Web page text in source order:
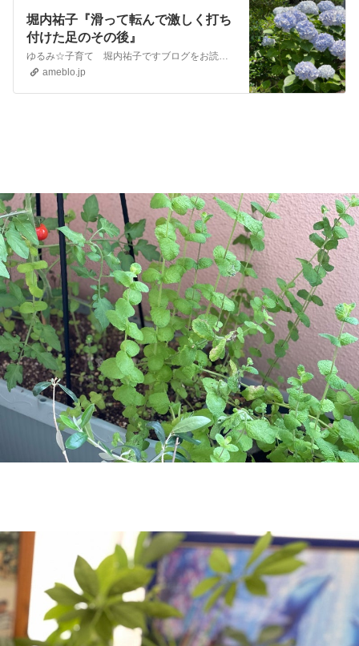
堀内祐子『滑って転んで激しく打ち
付けた足のその後』
ゆるみ☆子育て 堀内祐子ですブログをお読みくださってありがとうございますm(__)m作家、講師，カウンセラーに加えて、放課後等デイサービスで日々，発達障害の子…
ameblo.jp